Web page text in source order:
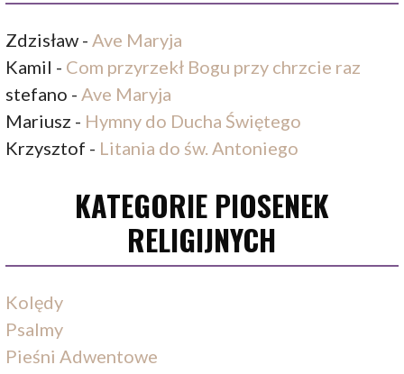
Zdzisław -Ave Maryja
Kamil - Com przyrzekł Bogu przy chrzcie raz
stefano -Ave Maryja
Mariusz - Hymny do Ducha Świętego
Krzysztof - Litania do św. Antoniego
KATEGORIE PIOSENEK
RELIGIJNYCH
Kolędy
Psalmy
Pieśni Adwentowe